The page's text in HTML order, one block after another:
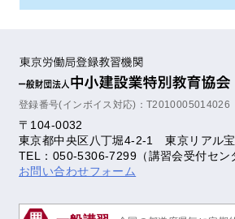
登録番号(インボイス対応)：T2010005014026
〒104-0032
東京都中央区八丁堀4-2-1 東京リアル
TEL：050-5306-7299（講習会受付セ
お問い合わせフォーム